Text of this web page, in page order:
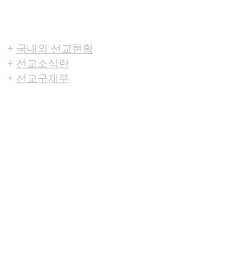
+ 국내외 선교현황
+ 선교소식란
+ 선교구제부